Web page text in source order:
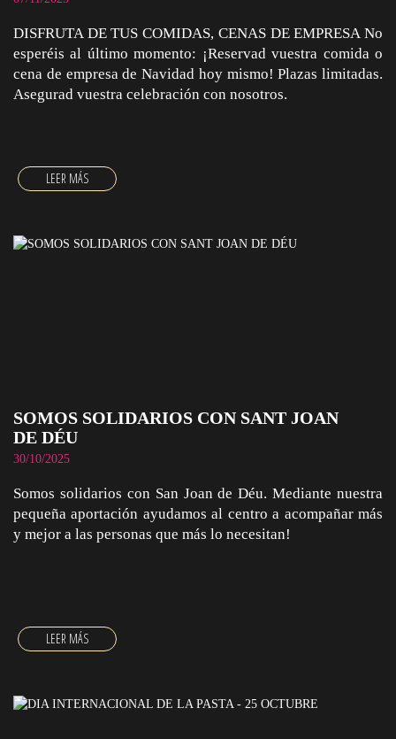
DISFRUTA DE TUS COMIDAS, CENAS DE EMPRESA No
esperéis al último momento: ¡Reservad vuestra comida o
cena de empresa de Navidad hoy mismo! Plazas limitadas.
Asegurad vuestra celebración con nosotros.
SOMOS SOLIDARIOS CON SANT JOAN
DE DÉU
30/10/2025
Somos solidarios con San Joan de Déu. Mediante nuestra
pequeña aportación ayudamos al centro a acompañar más
y mejor a las personas que más lo necesitan!